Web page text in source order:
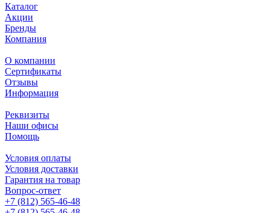
Каталог
Акции
Бренды
Компания
О компании
Сертификаты
Отзывы
Информация
Реквизиты
Наши офисы
Помощь
Условия оплаты
Условия доставки
Гарантия на товар
Вопрос-ответ
+7 (812) 565-46-48